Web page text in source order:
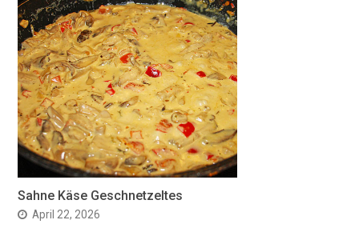
Sahne Käse Geschnetzeltes
April 22, 2026